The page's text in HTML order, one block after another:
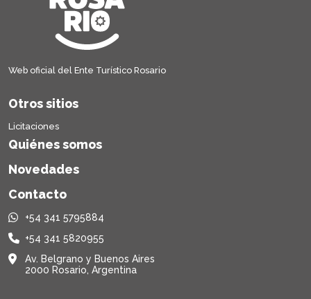
Web oficial del Ente Turístico Rosario
Otros sitios
Licitaciones
Quiénes somos
Novedades
Contacto
+54 341 5795884
+54 341 5820955
Av. Belgrano y Buenos Aires
2000 Rosario, Argentina